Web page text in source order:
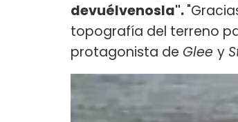
devuélvenosla".
topografía del terreno
protagonista de Glee y